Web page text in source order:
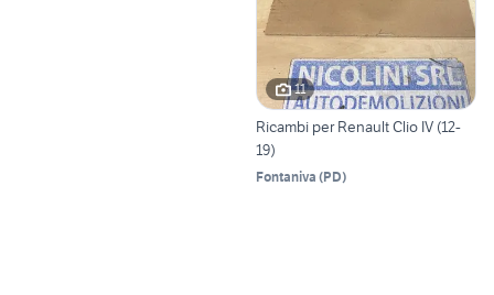
11
Ricambi per Renault Clio IV (12-
19)
Fontaniva (PD)